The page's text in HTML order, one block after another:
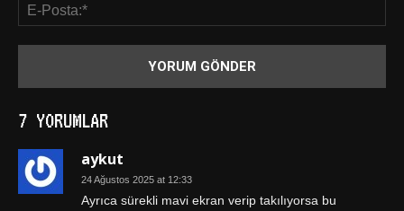
7 YORUMLAR
aykut
24 Ağustos 2025 at 12:33
Ayrıca sürekli mavi ekran verip takılıyorsa bu